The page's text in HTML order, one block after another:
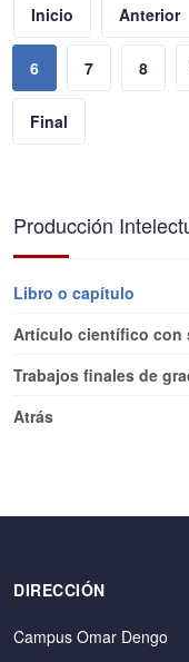
Inicio Anterior
6 7 8
Final
Producción
Libro o capítulo
Artículo científico con
Trabajos finales de
Atrás
DIRECCIÓN
Campus Omar Dengo